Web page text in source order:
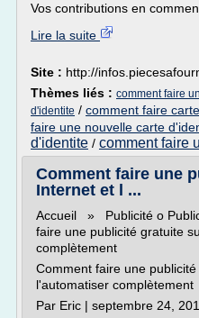
Vos contributions en
Lire la suite
Site : http://
Thèmes liés : comment faire
d'identite / comment faire
faire une nouvelle carte
d'identite / comment faire
Comment faire une
Internet et l ...
Accueil » Publicité o
faire une publicité gratuite
complètement
Comment faire une
l'automatiser complètement
Par Eric | septembre 24,